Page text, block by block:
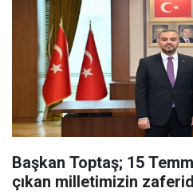
Başkan Toptaş; 15
çıkan milletimizin